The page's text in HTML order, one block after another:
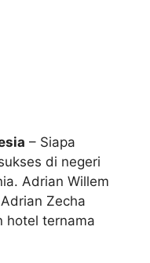
– Siapa
di negeri
Adrian Willem
Zecha
hotel ternama